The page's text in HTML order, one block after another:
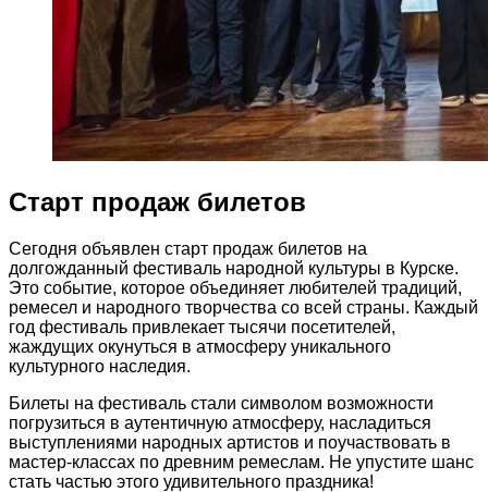
Старт продаж билетов
Сегодня объявлен старт продаж билетов на
долгожданный фестиваль народной культуры в Курске.
Это событие, которое объединяет любителей традиций,
ремесел и народного творчества со всей страны. Каждый
год фестиваль привлекает тысячи посетителей,
жаждущих окунуться в атмосферу уникального
культурного наследия.
Билеты на фестиваль стали символом возможности
погрузиться в аутентичную атмосферу, насладиться
выступлениями народных артистов и поучаствовать в
мастер-классах по древним ремеслам. Не упустите шанс
стать частью этого удивительного праздника!